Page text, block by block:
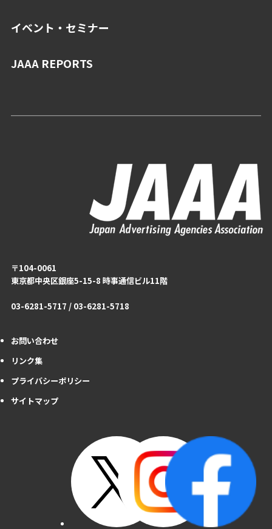
イベント・セミナー
JAAA REPORTS
〒104-0061
東京都中央区銀座5-15-8 時事通信ビル11階
03-6281-5717 / 03-6281-5718
お問い合わせ
リンク集
プライバシーポリシー
サイトマップ